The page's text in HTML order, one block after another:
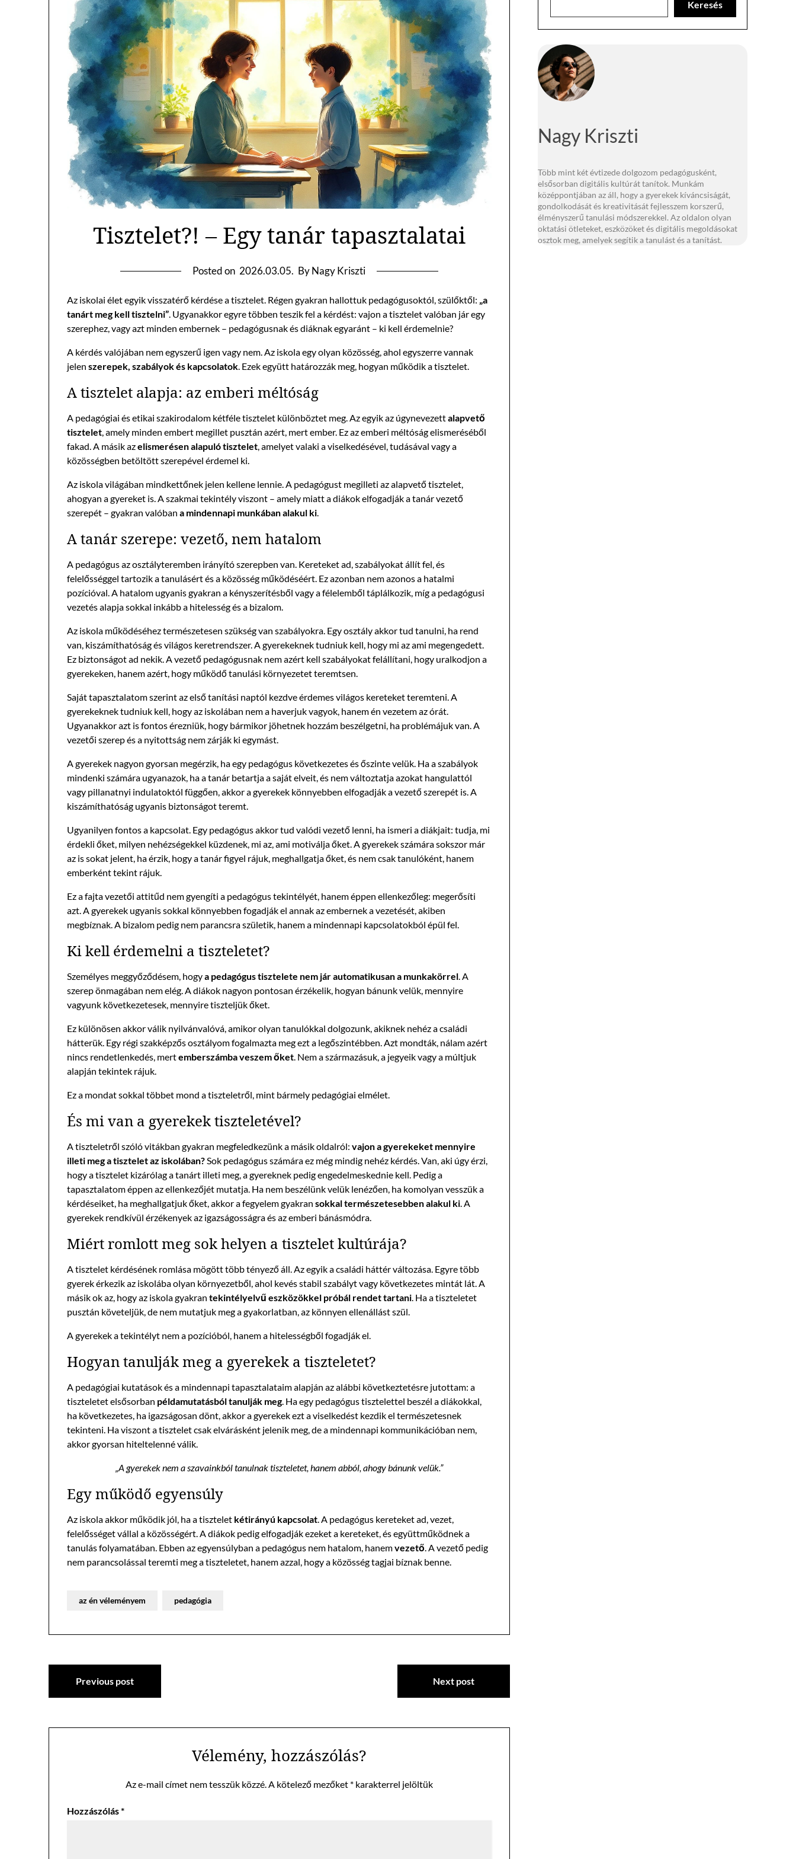
Tisztelet?! – Egy tanár tapasztalatai
Posted on 2026.03.05. By Nagy Kriszti
Az iskolai élet egyik visszatérő kérdése a tisztelet. Régen gyakran hallottuk pedagógusoktól, szülőktől: „a
tanárt meg kell tisztelni” . Ugyanakkor egyre többen teszik fel a kérdést: vajon a tisztelet valóban jár egy
szerephez, vagy azt minden embernek – pedagógusnak és diáknak egyaránt – ki kell érdemelnie?
A kérdés valójában nem egyszerű igen vagy nem. Az iskola egy olyan közösség, ahol egyszerre vannak
jelen szerepek, szabályok és kapcsolatok . Ezek együtt határozzák meg, hogyan működik a tisztelet.
A tisztelet alapja: az emberi méltóság
A pedagógiai és etikai szakirodalom kétféle tisztelet különböztet meg. Az egyik az úgynevezettalapvető
tisztelet , amely minden embert megillet pusztán azért, mert ember. Ez az emberi méltóság elismeréséből
fakad. A másik azelismerésen alapuló tisztelet , amelyet valaki a viselkedésével, tudásával vagy a
közösségben betöltött szerepével érdemel ki.
Az iskola világában mindkettőnek jelen kellene lennie. A pedagógust megilleti az alapvető tisztelet,
ahogyan a gyereket is. A szakmai tekintély viszont – amely miatt a diákok elfogadják a tanár vezető
szerepét – gyakran valóban a mindennapi munkában alakul ki
A tanár szerepe: vezető, nem hatalom
A pedagógus az osztályteremben irányító szerepben van. Kereteket ad, szabályokat állít fel, és
felelősséggel tartozik a tanulásért és a közösség működéséért. Ez azonban nem azonos a hatalmi
pozícióval. A hatalom ugyanis gyakran a kényszerítésből vagy a félelemből táplálkozik, míg a pedagógusi
vezetés alapja sokkal inkább a hitelesség és a bizalom.
Az iskola működéséhez természetesen szükség van szabályokra. Egy osztály akkor tud tanulni, ha rend
van, kiszámíthatóság és világos keretrendszer. A gyerekeknek tudniuk kell, hogy mi az ami megengedett.
Ez biztonságot ad nekik. A vezető pedagógusnak nem azért kell szabályokat felállítani, hogy uralkodjon a
gyerekeken, hanem azért, hogy működő tanulási környezetet teremtsen.
Saját tapasztalatom szerint az első tanítási naptól kezdve érdemes világos kereteket teremteni. A
gyerekeknek tudniuk kell, hogy az iskolában nem a haverjuk vagyok, hanem én vezetem az órát.
Ugyanakkor azt is fontos érezniük, hogy bármikor jöhetnek hozzám beszélgetni, ha problémájuk van. A
vezetői szerep és a nyitottság nem zárják ki egymást.
A gyerekek nagyon gyorsan megérzik, ha egy pedagógus következetes és őszinte velük. Ha a szabályok
mindenki számára ugyanazok, ha a tanár betartja a saját elveit, és nem változtatja azokat hangulattól
vagy pillanatnyi indulatoktól függően, akkor a gyerekek könnyebben elfogadják a vezető szerepét is. A
kiszámíthatóság ugyanis biztonságot teremt.
Ugyanilyen fontos a kapcsolat. Egy pedagógus akkor tud valódi vezető lenni, ha ismeri a diákjait: tudja, mi
érdekli őket, milyen nehézségekkel küzdenek, mi az, ami motiválja őket. A gyerekek számára sokszor már
az is sokat jelent, ha érzik, hogy a tanár figyel rájuk, meghallgatja őket, és nem csak tanulóként, hanem
emberként tekint rájuk.
Ez a fajta vezetői attitűd nem gyengíti a pedagógus tekintélyét, hanem éppen ellenkezőleg: megerősíti
azt. A gyerekek ugyanis sokkal könnyebben fogadják el annak az embernek a vezetését, akiben
megbíznak. A bizalom pedig nem parancsra születik, hanem a mindennapi kapcsolatokból épül fel.
Ki kell érdemelni a tiszteletet?
Személyes meggyőződésem, hogya pedagógus tisztelete nem jár automatikusan a munkakörrel . A
szerep önmagában nem elég. A diákok nagyon pontosan érzékelik, hogyan bánunk velük, mennyire
vagyunk következetesek, mennyire tiszteljük őket.
Ez különösen akkor válik nyilvánvalóvá, amikor olyan tanulókkal dolgozunk, akiknek nehéz a családi
hátterük. Egy régi szakképzős osztályom fogalmazta meg ezt a legőszintébben. Azt mondták, nálam azért
nincs rendetlenkedés, mertemberszámba veszem őket . Nem a származásuk, a jegyeik vagy a múltjuk
alapján tekintek rájuk.
Ez a mondat sokkal többet mond a tiszteletről, mint bármely pedagógiai elmélet.
És mi van a gyerekek tiszteletével?
A tiszteletről szóló vitákban gyakran megfeledkezünk a másik oldalról: vajon a gyerekeket mennyire
illeti meg a tisztelet az iskolában? Sok pedagógus számára ez még mindig nehéz kérdés. Van, aki úgy érzi,
hogy a tisztelet kizárólag a tanárt illeti meg, a gyereknek pedig engedelmeskednie kell. Pedig a
tapasztalatom éppen az ellenkezőjét mutatja. Ha nem beszélünk velük lenézően, ha komolyan vesszük a
kérdéseiket, ha meghallgatjuk őket, akkor a fegyelem gyakran sokkal természetesebben alakul ki . A
gyerekek rendkívül érzékenyek az igazságosságra és az emberi bánásmódra.
Miért romlott meg sok helyen a tisztelet kultúrája?
A tisztelet kérdésének romlása mögött több tényező áll. Az egyik a családi háttér változása. Egyre több
gyerek érkezik az iskolába olyan környezetből, ahol kevés stabil szabályt vagy következetes mintát lát. A
másik ok az, hogy az iskola gyakran tekintélyelvű eszközökkel próbál rendet tartani . Ha a tiszteletet
pusztán követeljük, de nem mutatjuk meg a gyakorlatban, az könnyen ellenállást szül.
A gyerekek a tekintélyt nem a pozícióból, hanem a hitelességből fogadják el.
Hogyan tanulják meg a gyerekek a tiszteletet?
A pedagógiai kutatások és a mindennapi tapasztalataim alapján az alábbi következtetésre jutottam: a
tiszteletet elsősorban példamutatásból tanulják meg. Ha egy pedagógus tisztelettel beszél a diákokkal,
ha következetes, ha igazságosan dönt, akkor a gyerekek ezt a viselkedést kezdik el természetesnek
tekinteni. Ha viszont a tisztelet csak elvárásként jelenik meg, de a mindennapi kommunikációban nem,
akkor gyorsan hiteltelenné válik.
„A gyerekek nem a szavainkból tanulnak tiszteletet, hanem abból, ahogy bánunk velük.”
Egy működő egyensúly
Az iskola akkor működik jól, ha a tisztelet kétirányú kapcsolat . A pedagógus kereteket ad, vezet,
felelősséget vállal a közösségért. A diákok pedig elfogadják ezeket a kereteket, és együttműködnek a
tanulás folyamatában. Ebben az egyensúlyban a pedagógus nem hatalom, hanemvezető . A vezető pedig
nem parancsolással teremti meg a tiszteletet, hanem azzal, hogy a közösség tagjai bíznak benne.
az én véleményem pedagógia
Bejegyzés
navigáció
Previous post Next post
Vélemény, hozzászólás?
Az e-mail címet nem tesszük közzé. A kötelező mezőket *karakterrel jelöltük
Hozzászólás*
Keresés
Nagy Kriszti
Több mint két évtizede dolgozom pedagógusként,
elsősorban digitális kultúrát tanítok. Munkám
középpontjában az áll, hogy a gyerekek kíváncsiságát,
gondolkodását és kreativitását fejlesszem korszerű,
élményszerű tanulási módszerekkel. Az oldalon olyan
oktatási ötleteket, eszközöket és digitális megoldásokat
osztok meg, amelyek segítik a tanulást és a tanítást.